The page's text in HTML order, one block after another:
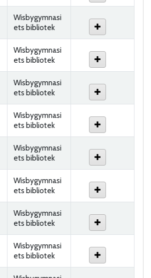
Wisbygymnasi
ets bibliotek
Wisbygymnasi
ets bibliotek
Wisbygymnasi
ets bibliotek
Wisbygymnasi
ets bibliotek
Wisbygymnasi
ets bibliotek
Wisbygymnasi
ets bibliotek
Wisbygymnasi
ets bibliotek
Wisbygymnasi
ets bibliotek